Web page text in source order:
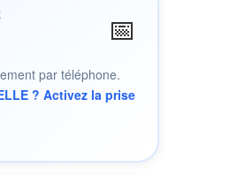
📅
par téléphone.
? Activez la prise